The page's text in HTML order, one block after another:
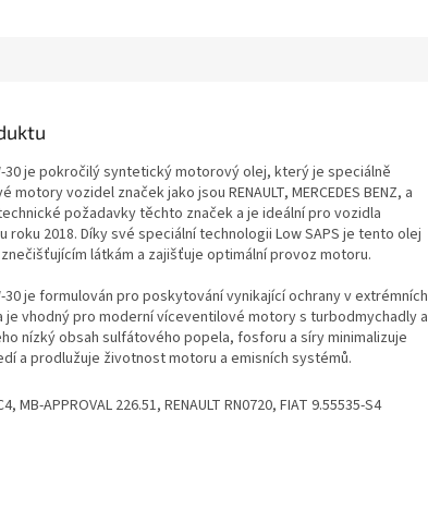
30 je pokročilý syntetický motorový olej, který je speciálně
vozidel značek jako jsou RENAULT, MERCEDES BENZ, a
požadavky těchto značek a je ideální pro vozidla
2018. Díky své speciální technologii Low SAPS je tento olej
látkám a zajišťuje optimální provoz motoru.
30 je formulován pro poskytování vynikající ochrany v extrémních
je vhodný pro moderní víceventilové motory s turbodmychadly a
nízký obsah sulfátového popela, fosforu a síry minimalizuje
a prodlužuje životnost motoru a emisních systémů.
MB-APPROVAL 226.51, RENAULT RN0720, FIAT 9.55535-S4